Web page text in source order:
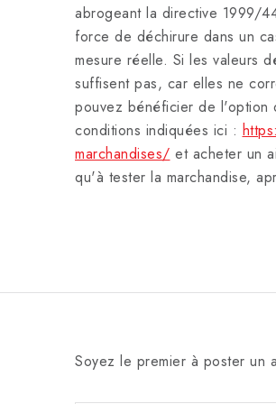
abrogeant la directive 1999/
force de déchirure dans un
mesure réelle. Si les valeurs
suffisent pas, car elles ne
pouvez bénéficier de l'option
conditions indiquées ici :
marchandises/ et acheter un
qu'à tester la marchandise,
Soyez le premier à poster un